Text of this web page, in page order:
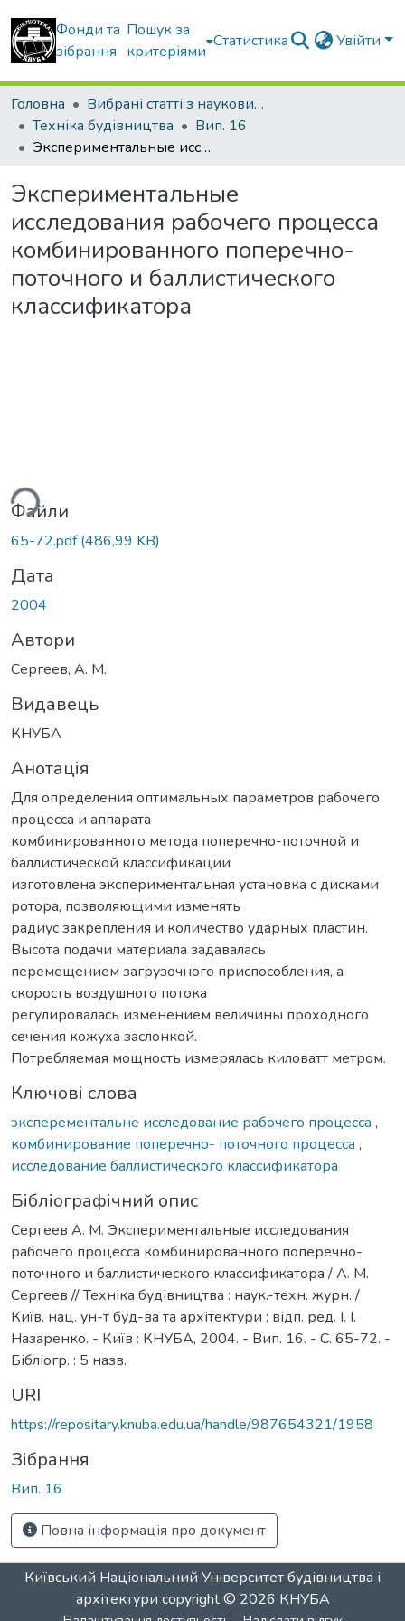
Фонди та
зібрання
Пошук за
критеріями
Статистика Увійти
Головна
Вибрані статті з наукових збірників КНУБА
Техніка будівництва
Вип. 16
Экспериментальные исследования рабочего процесса комбинированного поперечно-поточного и баллистического классификатора
Экспериментальные
исследования рабочего процесса
комбинированного поперечно-
поточного и баллистического
классификатора
Файли
65-72.pdf(486,99 KB)
Дата
2004
Автори
Сергеев, А. М.
Видавець
КНУБА
Анотація
Для определения оптимальных параметров рабочего
процесса и аппарата
комбинированного метода поперечно-поточной и
баллистической классификации
изготовлена экспериментальная установка с дисками
ротора, позволяющими изменять
радиус закрепления и количество ударных пластин.
Высота подачи материала задавалась
перемещением загрузочного приспособления, а
скорость воздушного потока
регулировалась изменением величины проходного
сечения кожуха заслонкой.
Потребляемая мощность измерялась киловатт метром.
Ключові слова
эксперементальне исследование рабочего процесса ,
комбинирование поперечно- поточного процесса ,
исследование баллистического классификатора
Бібліографічний опис
Сергеев А. М. Экспериментальные исследования
рабочего процесса комбинированного поперечно-
поточного и баллистического классификатора / А. М.
Сергеев // Техніка будівництва : наук.-техн. журн. /
Київ. нац. ун-т буд-ва та архітектури ; відп. ред. І. І.
Назаренко. - Київ : КНУБА, 2004. - Вип. 16. - С. 65-72. -
Бібліогр. : 5 назв.
URI
https://repositary.knuba.edu.ua/handle/987654321/1958
Зібрання
Вип. 16
Повна інформація про документ
Київський Національний Університет будівництва і
архітектури copyright © 2026 КНУБА